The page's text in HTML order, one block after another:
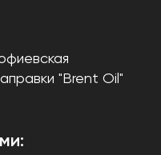
"Brent Oil"